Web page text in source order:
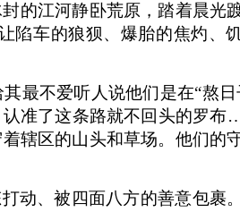
的江河静卧荒原，踏着晨光
陷车的狼狈、爆胎的焦灼、
最不爱听人说他们是在“熬日
认准了这条路就不回头的罗
辖区的山头和草场。他们的
动、被四面八方的善意包裹